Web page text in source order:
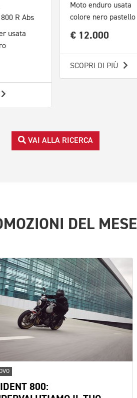
R Abs
usata
Moto enduro usata
colore nero pastello
€ 12.000
SCOPRI DI PIÙ
VAI ALLA RICERCA
DEL MESE
800: